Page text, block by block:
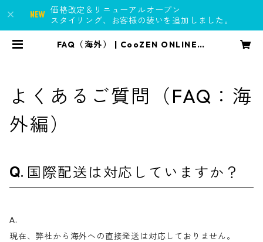
価格改定＆リニューアルオープン
スタイリング、お客様の装いを追加しました。
FAQ（海外） | CooZEN ONLINE S
よくあるご質問（FAQ：海
外編）
国際配送は対応していますか？
A.
現在、弊社から海外への直接発送は対応しておりません。